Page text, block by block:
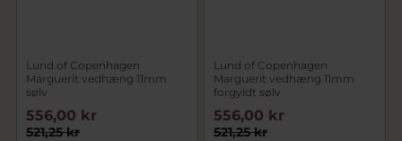
Lund of Copenhagen
Marguerit vedhæng 11mm
sølv
521,25 kr
556,00 kr
Lund of Copenhagen
Marguerit vedhæng 11mm
forgyldt sølv
521,25 kr
556,00 kr